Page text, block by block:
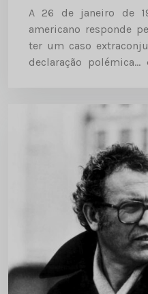
A 26 de janeiro de
americano responde
ter um caso
declaração